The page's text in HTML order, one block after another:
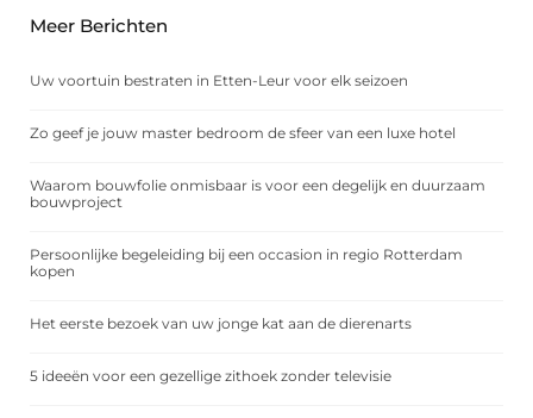
Meer Berichten
Uw voortuin bestraten in Etten-Leur voor elk seizoen
Zo geef je jouw master bedroom de sfeer van een luxe hotel
Waarom bouwfolie onmisbaar is voor een degelijk en duurzaam
bouwproject
Persoonlijke begeleiding bij een occasion in regio Rotterdam
kopen
Het eerste bezoek van uw jonge kat aan de dierenarts
5 ideeën voor een gezellige zithoek zonder televisie